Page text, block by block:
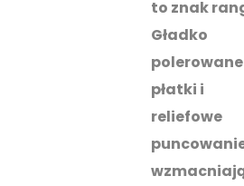
to znak
Gładko
polerowane
płatki i
reliefowe